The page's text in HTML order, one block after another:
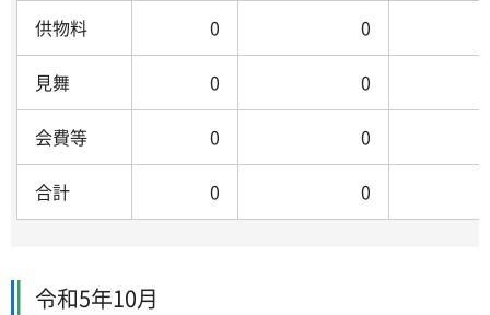
供物料 0 0
見舞 0 0
会費等 0 0
合計 0 0
令和5年10月